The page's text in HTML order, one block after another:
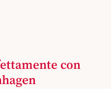
con